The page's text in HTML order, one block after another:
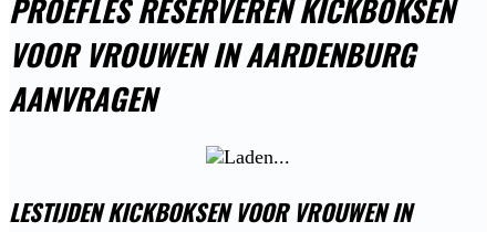
PROEFLES RESERVEREN KICKBOKSEN
VOOR VROUWEN IN AARDENBURG
AANVRAGEN
LESTIJDEN KICKBOKSEN VOOR VROUWEN IN